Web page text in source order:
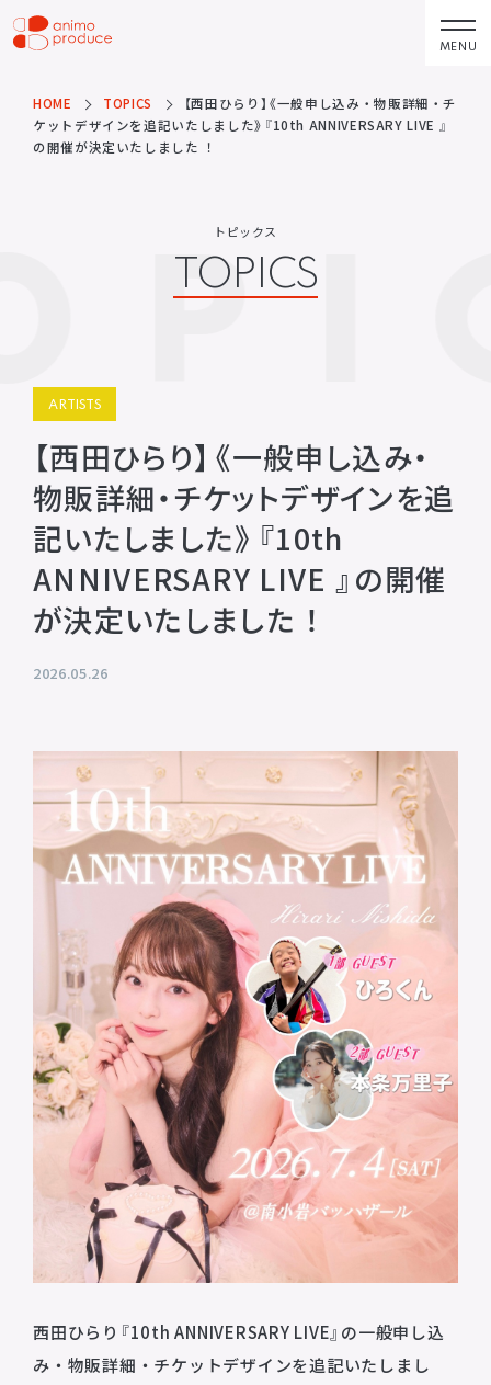
コ
ン
MENU
トピックス
TOPICS
ステージ
配給
DISTRIBUTIONS
音響制作
SOUND PRODUCTION
企業理念
MISSION STATEMENT
会社概要
求人情報
その他
OTHERS
プライバシーポリシー
サイトマップ
小野賢章 OFFICIAL FANCLUB
Facebook
X(Twitter)
HOME TOPICS
【西田ひらり】《一般申し込み・物販詳細・チ
ケットデザインを追記いたしました》『10th ANNIVERSARY LIVE 』
の開催が決定いたしました ！
トピックス
TOPICS
ARTISTS
【西田ひらり】《一般申し込み・
物販詳細・チケットデザインを追
記いたしました》『10th
ANNIVERSARY LIVE 』の開催
が決定いたしました ！
2026.05.26
西田ひらり『10th ANNIVERSARY LIVE』の一般申し込
み・物販詳細・チケットデザインを追記いたしまし